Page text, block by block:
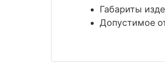
Габариты
Допустимое